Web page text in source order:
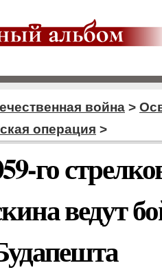
война >
операция >
го
ведут